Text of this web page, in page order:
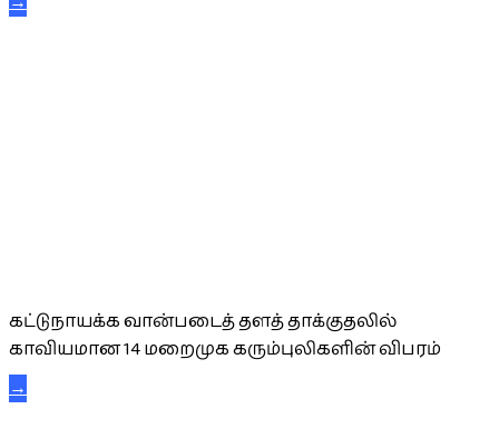
கட்டுநாயக்க வான்படைத் தளத் தாக்குதலில்
காவியமான 14 மறைமுக கரும்புலிகளின் விபரம்
→